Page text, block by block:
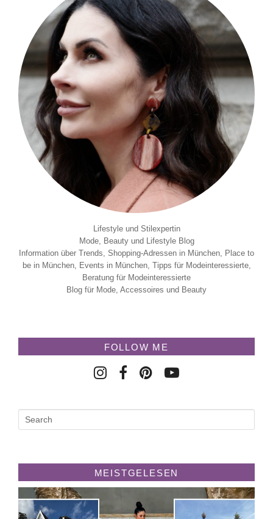
Lifestyle und Stilexpertin
Mode, Beauty und Lifestyle Blog
Information über Trends, Shopping-Adressen in München, Place to
be in München, Events in München, Tipps für Modeinteressierte,
Beratung für Modeinteressierte
Blog für Mode, Accessoires und Beauty
FOLLOW ME
MEISTGELESEN